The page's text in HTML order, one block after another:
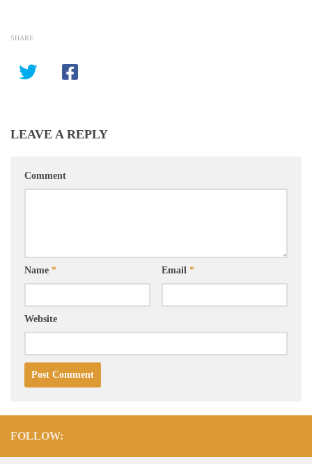
SHARE
LEAVE A REPLY
Comment
Name * Email *
Website
FOLLOW: